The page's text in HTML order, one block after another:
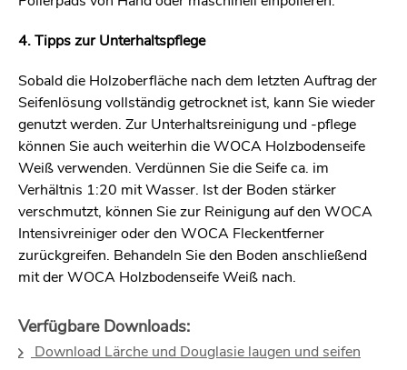
4. Tipps zur Unterhaltspflege
Sobald die Holzoberfläche nach dem letzten Auftrag der
Seifenlösung vollständig getrocknet ist, kann Sie wieder
genutzt werden. Zur Unterhaltsreinigung und -pflege
können Sie auch weiterhin die WOCA Holzbodenseife
Weiß verwenden. Verdünnen Sie die Seife ca. im
Verhältnis 1:20 mit Wasser. Ist der Boden stärker
verschmutzt, können Sie zur Reinigung auf den WOCA
Intensivreiniger oder den WOCA Fleckentferner
zurückgreifen. Behandeln Sie den Boden anschließend
mit der WOCA Holzbodenseife Weiß nach.
Verfügbare Downloads:
Download Lärche und Douglasie laugen und seifen